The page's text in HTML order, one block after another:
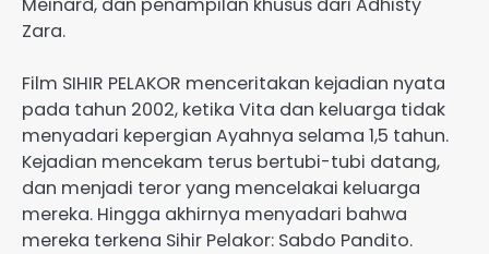
Zara.
Film SIHIR PELAKOR menceritakan kejadian nyata
pada tahun 2002, ketika Vita dan keluarga tidak
menyadari kepergian Ayahnya selama 1,5 tahun.
Kejadian mencekam terus bertubi-tubi datang,
dan menjadi teror yang mencelakai keluarga
mereka. Hingga akhirnya menyadari bahwa
mereka terkena Sihir Pelakor: Sabdo Pandito.